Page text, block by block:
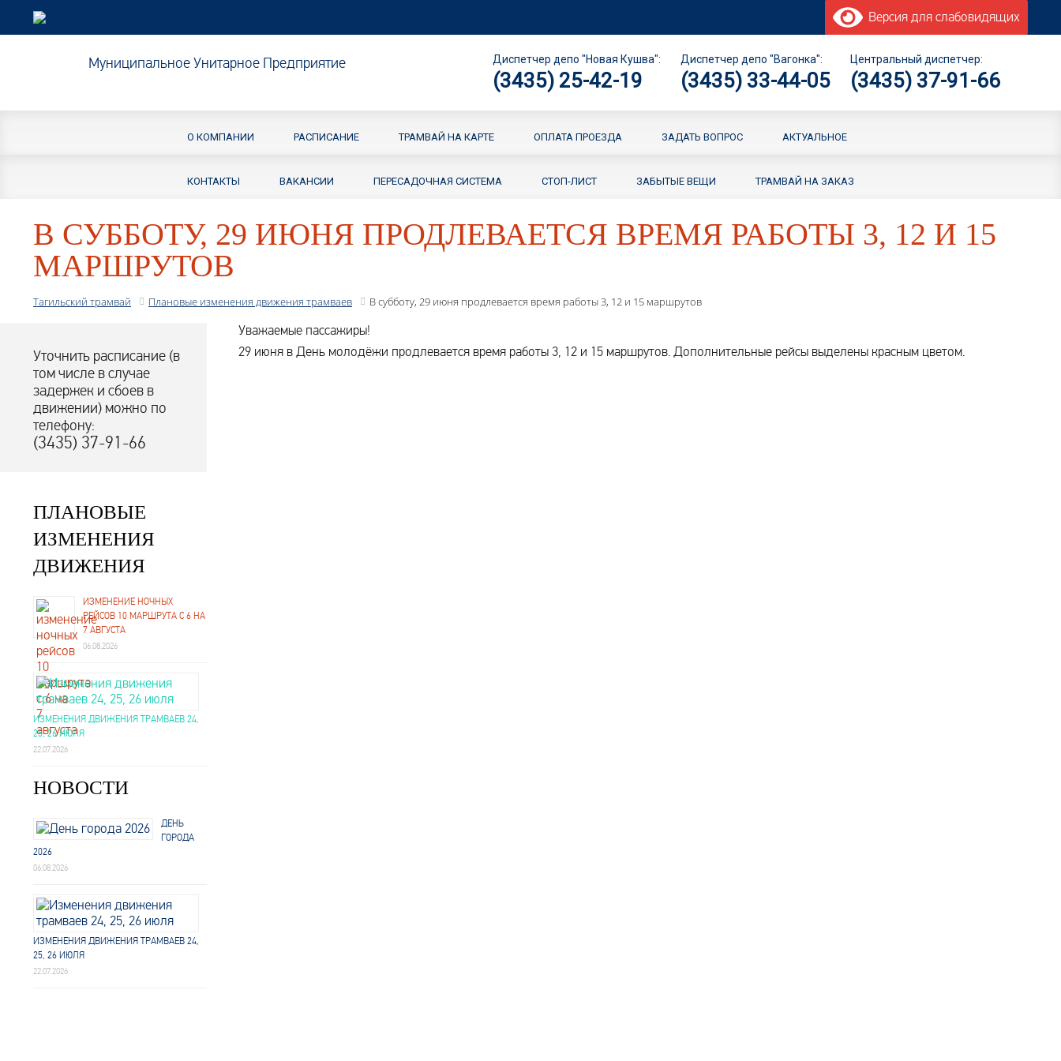
Версия для слабовидящих
Муниципальное Унитарное Предприятие Диспетчер депо "Новая Кушва":
(3435) 25-42-19
Диспетчер депо "Вагонка":
(3435) 33-44-05
Центральный диспетчер:
(3435) 37-91-66
О КОМПАНИИ РАСПИСАНИЕ ТРАМВАЙ НА КАРТЕ ОПЛАТА ПРОЕЗДА ЗАДАТЬ ВОПРОС АКТУАЛЬНОЕ
КОНТАКТЫ ВАКАНСИИ ПЕРЕСАДОЧНАЯ СИСТЕМА СТОП-ЛИСТ ЗАБЫТЫЕ ВЕЩИ ТРАМВАЙ НА ЗАКАЗ
В СУББОТУ, 29 ИЮНЯ ПРОДЛЕВАЕТСЯ ВРЕМЯ РАБОТЫ 3, 12 И 15
МАРШРУТОВ
Тагильский трамвай Плановые изменения движения трамваев В субботу, 29 июня продлевается время работы 3, 12 и 15 маршрутов
Уважаемые пассажиры!
29 июня в День молодёжи продлевается время работы 3, 12 и 15 маршрутов. Дополнительные рейсы выделены красным цветом.
Уточнить расписание (в
том числе в случае
задержек и сбоев в
движении) можно по
телефону:
(3435) 37-91-66
ПЛАНОВЫЕ
ИЗМЕНЕНИЯ
ДВИЖЕНИЯ
ИЗМЕНЕНИЕ НОЧНЫХ
РЕЙСОВ 10 МАРШРУТА С 6 НА
7 АВГУСТА
06.08.2026
ИЗМЕНЕНИЯ ДВИЖЕНИЯ ТРАМВАЕВ 24,
25, 26 ИЮЛЯ
22.07.2026
НОВОСТИ
ДЕНЬ
ГОРОДА
2026
06.08.2026
ИЗМЕНЕНИЯ ДВИЖЕНИЯ ТРАМВАЕВ 24,
25, 26 ИЮЛЯ
22.07.2026